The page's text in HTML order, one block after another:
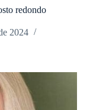
redondo
2024